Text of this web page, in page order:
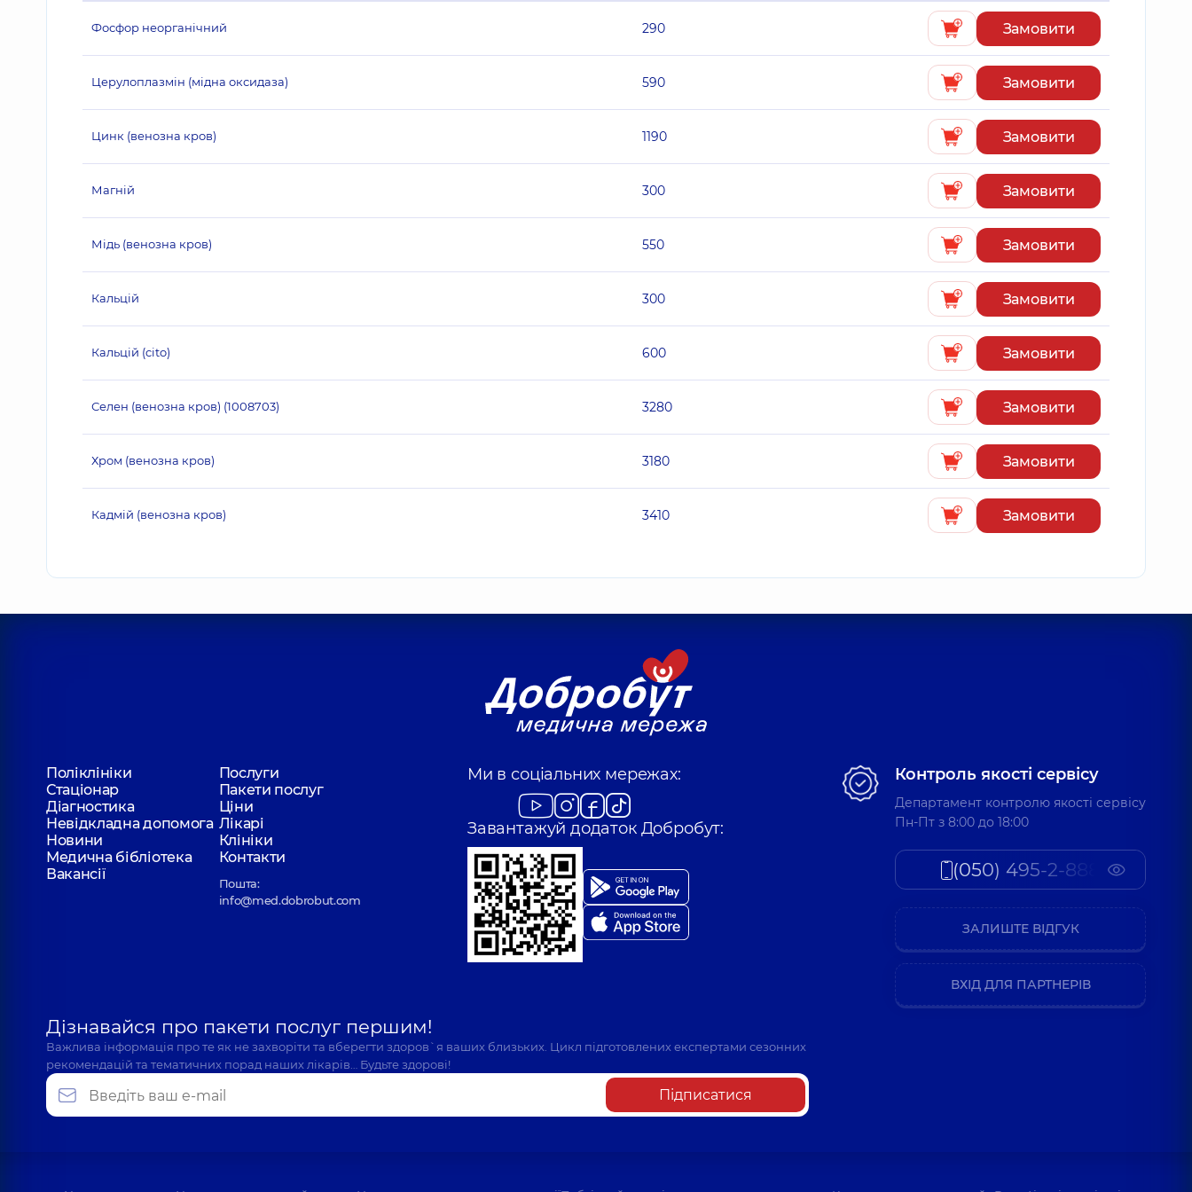
Фосфор неорганічний 290 Замовити
Церулоплазмін (мідна оксидаза) 590 Замовити
Цинк (венозна кров) 1190 Замовити
Магній 300 Замовити
Мідь (венозна кров) 550 Замовити
Кальцій 300 Замовити
Кальцій (cito) 600 Замовити
Селен (венозна кров) (1008703) 3280 Замовити
Хром (венозна кров) 3180 Замовити
Кадмій (венозна кров) 3410 Замовити
Поліклініки
Послуги
Стаціонар
Пакети послуг
Діагностика
Ціни
Невідкладна допомога Лікарі
Новини
Клініки
Медична бібліотека
Контакти
Вакансії
Пошта:
info@med.dobrobut.com
Ми в соціальних мережах:
Завантажуй додаток Добробут:
Дізнавайся про пакети послуг першим!
Важлива інформація про те як не захворіти та вберегти здоров`я ваших близьких. Цикл підготовлених експертами сезонних
рекомендацій та тематичних порад наших лікарів… Будьте здорові!
Підписатися
Контроль якості сервісу
Департамент контролю якості сервісу
Пн-Пт з 8:00 до 18:00
(050) 495-2-888
ЗАЛИШТЕ ВІДГУК
ВХІД ДЛЯ ПАРТНЕРІВ